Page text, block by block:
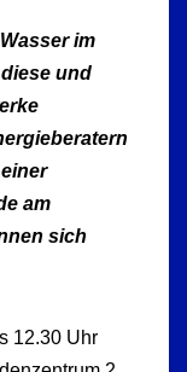
im
und
am
sich
12.30 Uhr